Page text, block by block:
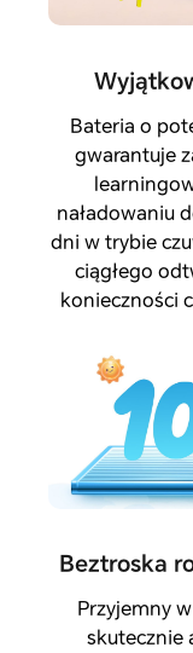
Bateria o
gwarantuje
naładowaniu
dni w trybie
ciągłego
konieczności
Beztroska
Przyjemny
skutecznie